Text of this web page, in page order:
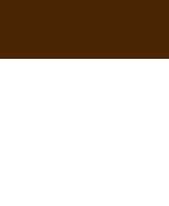
to